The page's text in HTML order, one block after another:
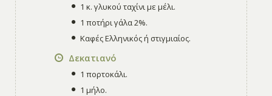
1 κ. γλυκού ταχίνι με μέλι.
1 ποτήρι γάλα 2%.
Καφές Ελληνικός ή στιγμιαίος.
Δεκατιανό
1 πορτοκάλι.
1 μήλο.